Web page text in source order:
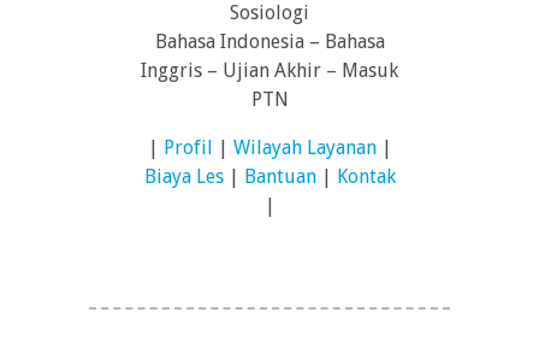
Sosiologi
Bahasa Indonesia – Bahasa
Inggris – Ujian Akhir – Masuk
PTN
| Profil | Wilayah Layanan|
Biaya Les| Bantuan| Kontak
|